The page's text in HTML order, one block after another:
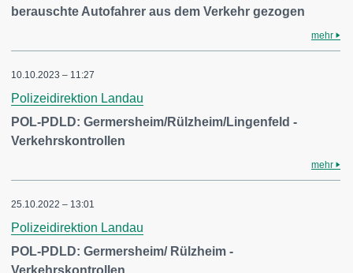
berauschte Autofahrer aus dem Verkehr gezogen
mehr
10.10.2023 – 11:27
Polizeidirektion Landau
POL-PDLD: Germersheim/Rülzheim/Lingenfeld -
Verkehrskontrollen
mehr
25.10.2022 – 13:01
Polizeidirektion Landau
POL-PDLD: Germersheim/ Rülzheim -
Verkehrskontrollen